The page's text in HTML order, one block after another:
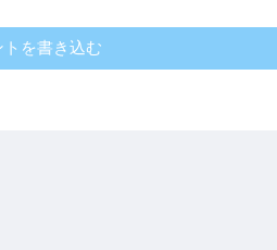
を書き込む